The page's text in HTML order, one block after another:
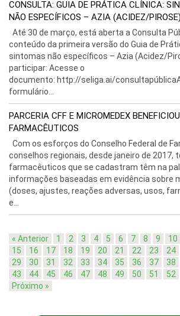
CONSULTA: GUIA DE PRÁTICA CLÍNICA:
NÃO ESPECÍFICOS – AZIA (ACIDEZ/PIROSE)
Até 30 de março, está aberta a Consulta
conteúdo da primeira versão do Guia de
sintomas não específicos – Azia (Acidez/
participar: Acesse o
documento: http://seliga.ai/
formulário...
PARCERIA CFF E MICROMEDEX
FARMACÊUTICOS
Com os esforços do Conselho Federal de
conselhos regionais, desde janeiro de 2017,
farmacêuticos que se cadastram têm na
informações baseadas em evidência sobre
(doses, ajustes, reações adversas, usos,
e...
« Anterior 1 2 3 4 5 6 7 8 9 10
15
16 17 18 19 20 21 22 23 24
29
30 31 32 33 34 35 36 37 38
43
44 45 46 47 48 49 50 51 52
Próximo »